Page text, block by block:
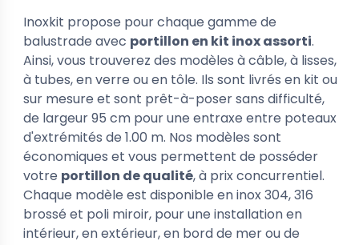
Inoxkit propose pour chaque gamme de
balustrade avec portillon en kit inox assorti.
Ainsi, vous trouverez des modèles à câble, à lisses,
à tubes, en verre ou en tôle. Ils sont livrés en kit ou
sur mesure et sont prêt-à-poser sans difficulté,
de largeur 95 cm pour une entraxe entre poteaux
d'extrémités de 1.00 m. Nos modèles sont
économiques et vous permettent de posséder
votre portillon de qualité, à prix concurrentiel.
Chaque modèle est disponible en inox 304, 316
brossé et poli miroir, pour une installation en
intérieur, en extérieur, en bord de mer ou de